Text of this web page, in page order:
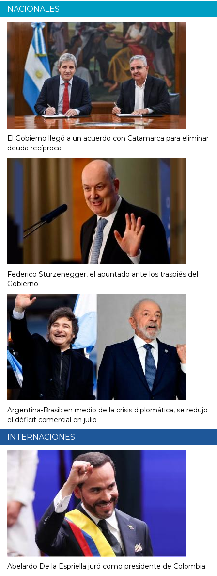
NACIONALES
El Gobierno llegó a un acuerdo con Catamarca para eliminar
deuda recíproca
Federico Sturzenegger, el apuntado ante los traspiés del
Gobierno
Argentina-Brasil: en medio de la crisis diplomática, se redujo
el déficit comercial en julio
INTERNACIONES
Abelardo De la Espriella juró como presidente de Colombia